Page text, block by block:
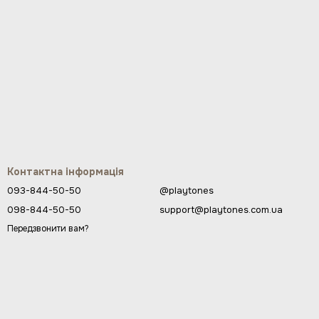
Контактна інформація
093-844-50-50
098-844-50-50
Передзвонити вам?
@playtones
support@playtones.com.ua